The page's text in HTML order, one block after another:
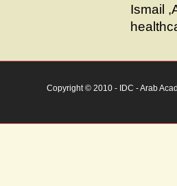
Ismail
Copyright © 2010 - IDC - Arab